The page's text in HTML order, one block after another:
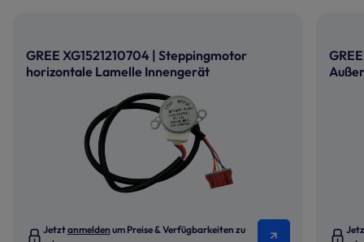
GREE XG1521210704 | Steppingmotor
horizontale Lamelle Innengerät
Jetztanmelden um Preise & Verfügbarkeiten zu